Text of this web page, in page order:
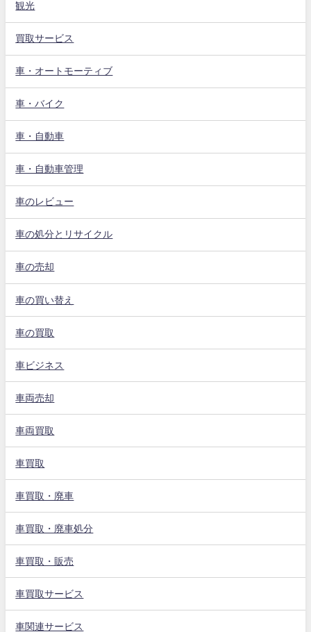
観光
買取サービス
車・オートモーティブ
車・バイク
車・自動車
車・自動車管理
車のレビュー
車の処分とリサイクル
車の売却
車の買い替え
車の買取
車ビジネス
車両売却
車両買取
車買取
車買取・廃車
車買取・廃車処分
車買取・販売
車買取サービス
車関連サービス